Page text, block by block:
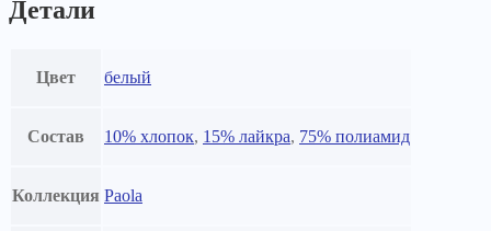
Детали
Цвет белый
Состав 10% хлопок, 15% лайкра, 75% полиамид
Коллекция Paola